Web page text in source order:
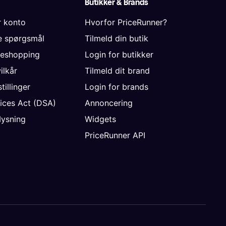
konto
spørgsmål
Act (DSA)
Butikker & Brands
Hvorfor PriceRunner?
Tilmeld din butik
Login for butikker
Tilmeld dit brand
Login for brands
Annoncering
Widgets
PriceRunner API